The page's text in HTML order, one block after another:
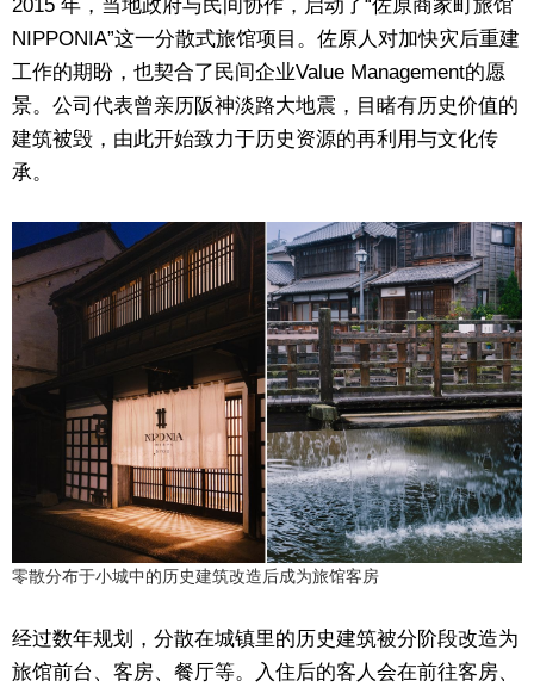
2015 年，当地政府与民间协作，启动了“佐原商家町旅馆
NIPPONIA”这一分散式旅馆项目。佐原人对加快灾后重建
工作的期盼，也契合了民间企业Value Management的愿
景。公司代表曾亲历阪神淡路大地震，目睹有历史价值的
建筑被毁，由此开始致力于历史资源的再利用与文化传
承。
零散分布于小城中的历史建筑改造后成为旅馆客房
经过数年规划，分散在城镇里的历史建筑被分阶段改造为
旅馆前台、客房、餐厅等。入住后的客人会在前往客房、